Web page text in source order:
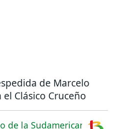
de Marcelo
Clásico Cruceño